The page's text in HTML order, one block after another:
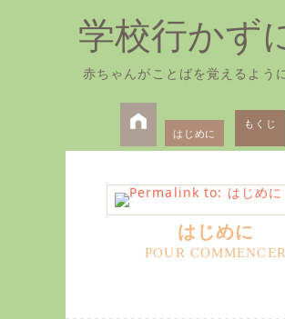
学校行かず
赤ちゃんがことばを覚えるよ
Primary
Menu
Skip
to
content
はじめに
もくじ
はじめに